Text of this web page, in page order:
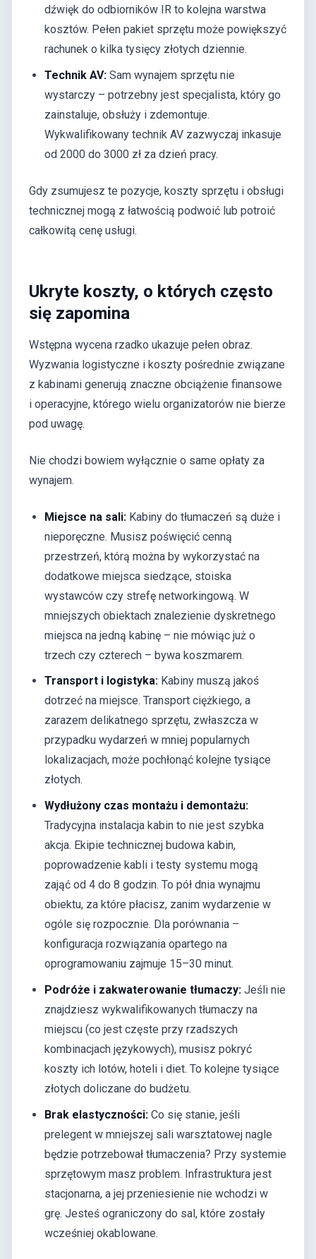
dźwięk do odbiorników IR to kolejna warstwa
kosztów. Pełen pakiet sprzętu może powiększyć
rachunek o kilka tysięcy złotych dziennie.
Technik AV: Sam wynajem sprzętu nie
wystarczy – potrzebny jest specjalista, który go
zainstaluje, obsłuży i zdemontuje.
Wykwalifikowany technik AV zazwyczaj inkasuje
od 2000 do 3000 zł za dzień pracy.
Gdy zsumujesz te pozycje, koszty sprzętu i obsługi
technicznej mogą z łatwością podwoić lub potroić
całkowitą cenę usługi.
Ukryte koszty, o których często
się zapomina
Wstępna wycena rzadko ukazuje pełen obraz.
Wyzwania logistyczne i koszty pośrednie związane
z kabinami generują znaczne obciążenie finansowe
i operacyjne, którego wielu organizatorów nie bierze
pod uwagę.
Nie chodzi bowiem wyłącznie o same opłaty za
wynajem.
Miejsce na sali: Kabiny do tłumaczeń są duże i
nieporęczne. Musisz poświęcić cenną
przestrzeń, którą można by wykorzystać na
dodatkowe miejsca siedzące, stoiska
wystawców czy strefę networkingową. W
mniejszych obiektach znalezienie dyskretnego
miejsca na jedną kabinę – nie mówiąc już o
trzech czy czterech – bywa koszmarem.
Transport i logistyka: Kabiny muszą jakoś
dotrzeć na miejsce. Transport ciężkiego, a
zarazem delikatnego sprzętu, zwłaszcza w
przypadku wydarzeń w mniej popularnych
lokalizacjach, może pochłonąć kolejne tysiące
złotych.
Wydłużony czas montażu i demontażu:
Tradycyjna instalacja kabin to nie jest szybka
akcja. Ekipie technicznej budowa kabin,
poprowadzenie kabli i testy systemu mogą
zająć od 4 do 8 godzin. To pół dnia wynajmu
obiektu, za które płacisz, zanim wydarzenie w
ogóle się rozpocznie. Dla porównania –
konfiguracja rozwiązania opartego na
oprogramowaniu zajmuje 15–30 minut.
Podróże i zakwaterowanie tłumaczy: Jeśli nie
znajdziesz wykwalifikowanych tłumaczy na
miejscu (co jest częste przy rzadszych
kombinacjach językowych), musisz pokryć
koszty ich lotów, hoteli i diet. To kolejne tysiące
złotych doliczane do budżetu.
Brak elastyczności: Co się stanie, jeśli
prelegent w mniejszej sali warsztatowej nagle
będzie potrzebował tłumaczenia? Przy systemie
sprzętowym masz problem. Infrastruktura jest
stacjonarna, a jej przeniesienie nie wchodzi w
grę. Jesteś ograniczony do sal, które zostały
wcześniej okablowane.